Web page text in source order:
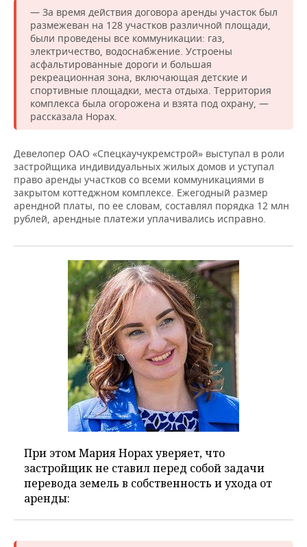
— За время действия договора аренды участок был
размежеван на 128 участков различной площади,
были проведены все коммуникации: газ,
электричество, водоснабжение. Устроены
асфальтированные дороги и большая
рекреационная зона, включающая детские и
спортивные площадки, места отдыха. Территория
комплекса была огорожена и взята под охрану, —
рассказала Норах.
Девелопер ОАО «Спецкаучукремстрой» выступал в роли
застройщика индивидуальных жилых домов и уступал
право аренды участков со всеми коммуникациями в
закрытом коттеджном комплексе. Ежегодный размер
арендной платы, по ее словам, составлял порядка 12 млн
рублей, арендные платежи уплачивались исправно.
При этом Мария Норах уверяет, что
застройщик не ставил перед собой задачи
перевода земель в собственность и ухода от
аренды: